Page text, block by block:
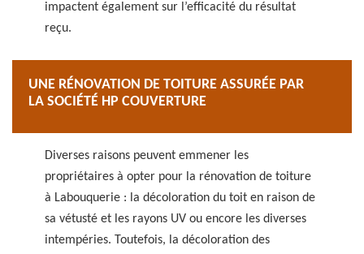
impactent également sur l’efficacité du résultat
reçu.
UNE RÉNOVATION DE TOITURE ASSURÉE PAR
LA SOCIÉTÉ HP COUVERTURE
Diverses raisons peuvent emmener les
propriétaires à opter pour la rénovation de toiture
à Labouquerie : la décoloration du toit en raison de
sa vétusté et les rayons UV ou encore les diverses
intempéries. Toutefois, la décoloration des